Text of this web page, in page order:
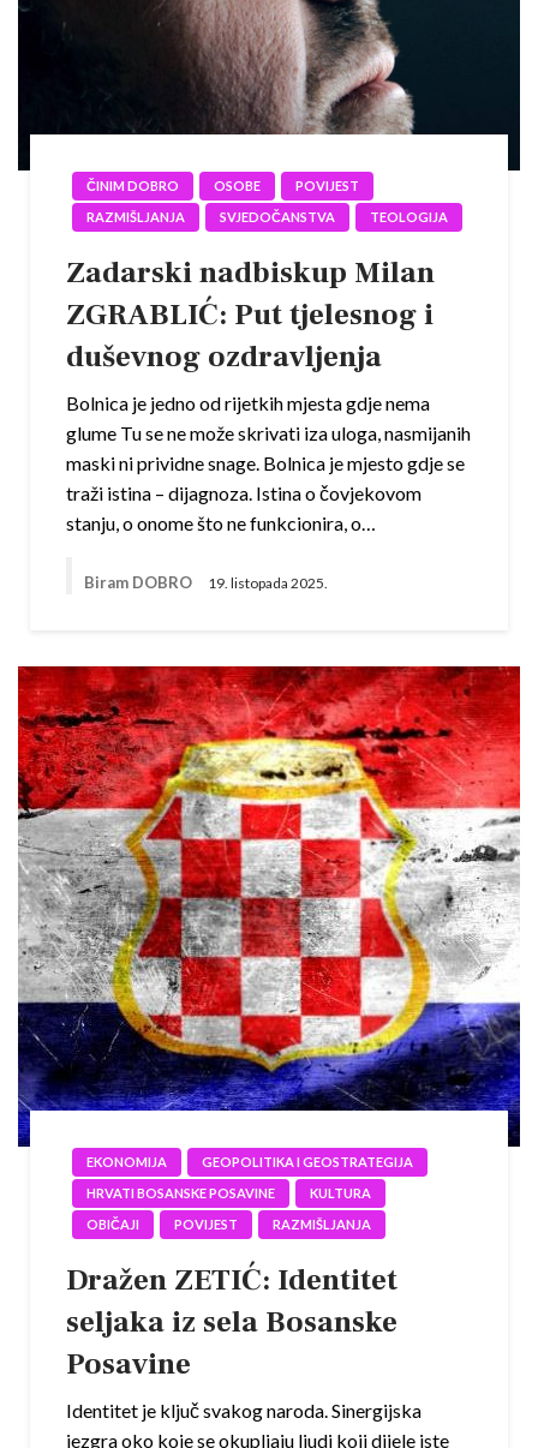
ČINIM DOBRO OSOBE
POVIJEST
RAZMIŠLJANJA
SVJEDOČANSTVA TEOLOGIJA
Zadarski nadbiskup Milan
ZGRABLIĆ: Put tjelesnog i
duševnog ozdravljenja
Bolnica je jedno od rijetkih mjesta gdje nema
glume Tu se ne može skrivati iza uloga, nasmijanih
maski ni prividne snage. Bolnica je mjesto gdje se
traži istina – dijagnoza. Istina o čovjekovom
stanju, o onome što ne funkcionira, o…
Biram DOBRO 19. listopada 2025.
EKONOMIJA
GEOPOLITIKA I GEOSTRATEGIJA
HRVATI BOSANSKE POSAVINE
KULTURA
OBIČAJI
POVIJEST RAZMIŠLJANJA
Dražen ZETIĆ: Identitet
seljaka iz sela Bosanske
Posavine
Identitet je ključ svakog naroda. Sinergijska
jezgra oko koje se okupljaju ljudi koji dijele iste